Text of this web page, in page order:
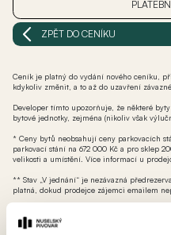
ZPĚT DO CENÍKU
Ceník je platný do vydání nového ceníku,
kdykoliv změnit, a to až do uzavření
Developer tímto upozorňuje, že některé
bytové jednotky, zejména (nikoliv však
* Ceny bytů neobsahují ceny parkovacích
parkovací stání na 672 000 Kč a pro sklep
velikosti a umístění. Více informací u
** Stav „V jednání“ je nezávazná
platná, dokud prodejce zájemci emailem
možností odpočtu DPH).